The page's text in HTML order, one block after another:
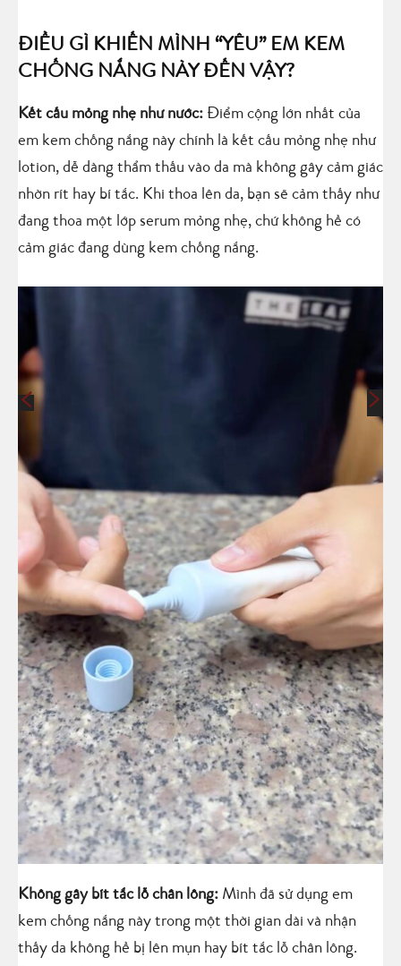
ĐIỀU GÌ KHIẾN MÌNH “YÊU” EM KEM
CHỐNG NẮNG NÀY ĐẾN VẬY?
Kết cấu mỏng nhẹ như nước: Điểm cộng lớn nhất của
em kem chống nắng này chính là kết cấu mỏng nhẹ như
lotion, dễ dàng thẩm thấu vào da mà không gây cảm giác
nhờn rít hay bí tắc. Khi thoa lên da, bạn sẽ cảm thấy như
đang thoa một lớp serum mỏng nhẹ, chứ không hề có
cảm giác đang dùng kem chống nắng.
Không gây bít tắc lỗ chân lông: Mình đã sử dụng em
kem chống nắng này trong một thời gian dài và nhận
thấy da không hề bị lên mụn hay bít tắc lỗ chân lông.